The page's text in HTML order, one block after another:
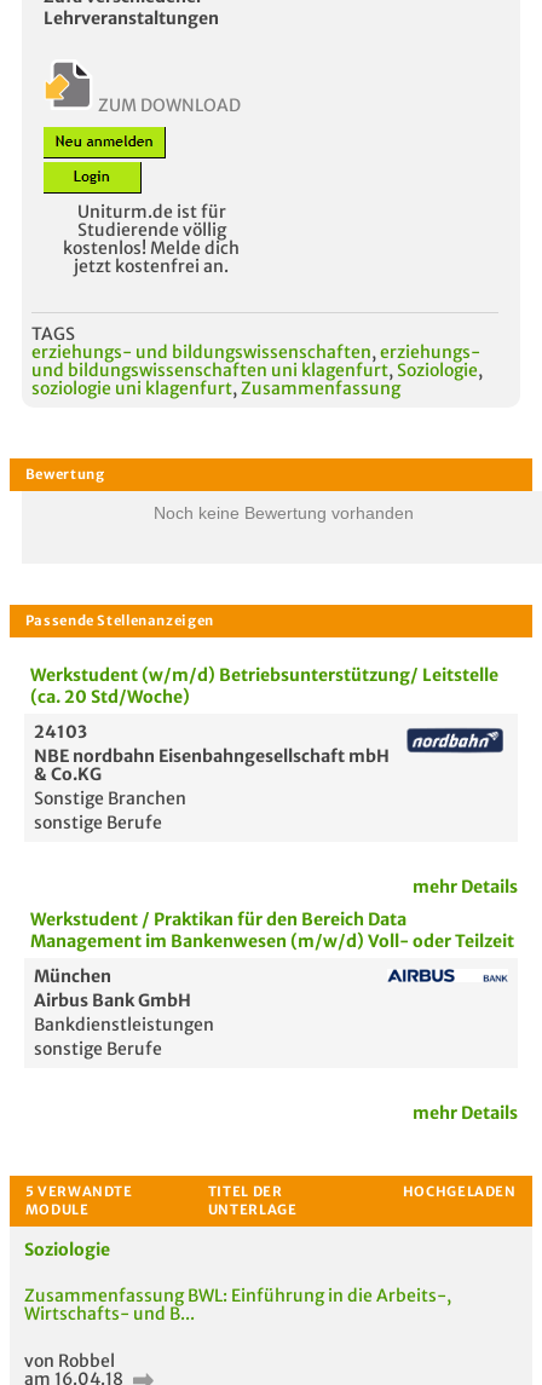
Lehrveranstaltungen
ZUM DOWNLOAD
Uniturm.de ist für
Studierende völlig
kostenlos! Melde dich
jetzt kostenfrei an.
TAGS
erziehungs- und bildungswissenschaften, erziehungs-
und bildungswissenschaften uni klagenfurt, Soziologie,
soziologie uni klagenfurt, Zusammenfassung
Bewertung
Noch keine Bewertung vorhanden
Werkstudent (w/m/d) Betriebsunterstützung/ Leitstelle
(ca. 20 Std/Woche)
24103
NBE nordbahn Eisenbahngesellschaft mbH
& Co.KG
Sonstige Branchen
sonstige Berufe
mehr Details
Werkstudent / Praktikan für den Bereich Data
Management im Bankenwesen (m/w/d) Voll- oder Teilzeit
München
Airbus Bank GmbH
Bankdienstleistungen
sonstige Berufe
mehr Details
Soziologie
Zusammenfassung BWL: Einführung in die Arbeits-,
Wirtschafts- und B...
von Robbel
am 16.04.18